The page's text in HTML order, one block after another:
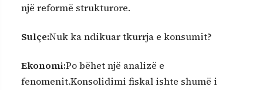
një reformë strukturore.
Sulçe:Nuk ka ndikuar tkurrja e konsumit?
Ekonomi:Po bëhet një analizë e
fenomenit.Konsolidimi fiskal ishte shumë i